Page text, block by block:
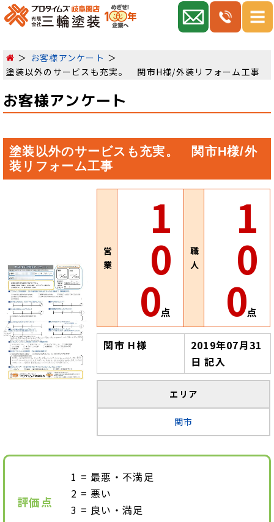
お客様アンケート
塗装以外のサービスも充実。 関市H様/外装リフォーム工事
お客様アンケート
塗装以外のサービスも充実。 関市H様/外
装リフォーム工事
営
業
1
0
0点
職
人
1
0
0点
関市 H様
2019年07月31
日 記入
エリア
関市
評価点
最悪・不満足
悪い
良い・満足